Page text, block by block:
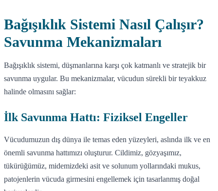
Bağışıklık Sistemi Nasıl Çalışır?
Savunma Mekanizmaları
Bağışıklık sistemi, düşmanlarına karşı çok katmanlı ve stratejik bir
savunma uygular. Bu mekanizmalar, vücudun sürekli bir teyakkuz
halinde olmasını sağlar:
İlk Savunma Hattı: Fiziksel Engeller
Vücudumuzun dış dünya ile temas eden yüzeyleri, aslında ilk ve en
önemli savunma hattımızı oluşturur. Cildimiz, gözyaşımız,
tükürüğümüz, midemizdeki asit ve solunum yollarındaki mukus,
patojenlerin vücuda girmesini engellemek için tasarlanmış doğal